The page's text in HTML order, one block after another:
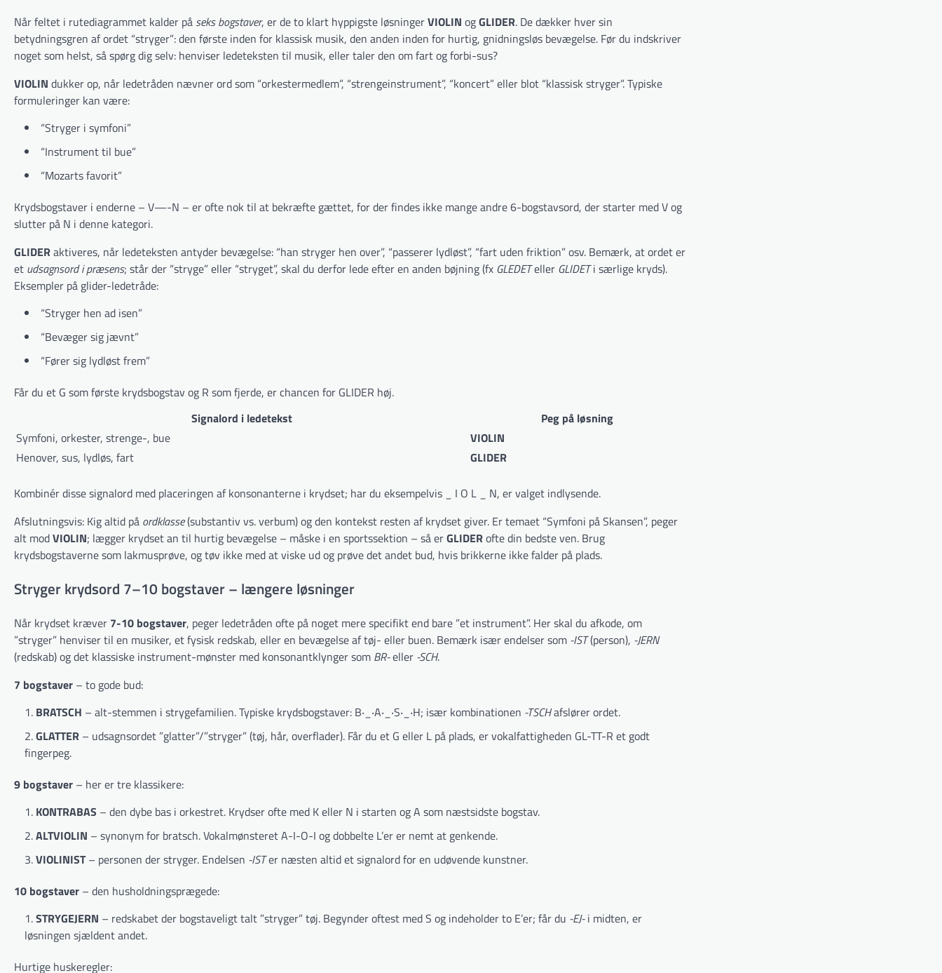
Når feltet i rutediagrammet kalder på seks bogstaver, er de to klart hyppigste løsningerVIOLIN ogGLIDER. De dækker hver sin
betydningsgren af ordet “stryger”: den første inden for klassisk musik, den anden inden for hurtig, gnidningsløs bevægelse. Før du indskriver
noget som helst, så spørg dig selv: henviser ledeteksten til musik, eller taler den om fart og forbi-sus?
VIOLIN dukker op, når ledetråden nævner ord som “orkestermedlem”, “strengeinstrument”, “koncert” eller blot “klassisk stryger”. Typiske
formuleringer kan være:
“Stryger i symfoni”
“Instrument til bue”
“Mozarts favorit”
Krydsbogstaver i enderne – V—-N – er ofte nok til at bekræfte gættet, for der findes ikke mange andre 6-bogstavs­ord, der starter med V og
slutter på N i denne kategori.
GLIDERaktiveres, når ledeteksten antyder bevægelse: “han stryger hen over”, “passerer lydløst”, “fart uden friktion” osv. Bemærk, at ordet er
et udsagnsord i præsens; står der “stryge” eller “stryget”, skal du derfor lede efter en anden bøjning (fx GLEDETeller GLIDETi særlige kryds).
Eksempler på glider-ledetråde:
“Stryger hen ad isen”
“Bevæger sig jævnt”
“Fører sig lydløst frem”
Får du et G som første krydsbogstav og R som fjerde, er chancen for GLIDER høj.
Signalord i ledetekst
Peg på løsning
Symfoni, orkester, strenge-, bue
VIOLIN
Henover, sus, lydløs, fart
GLIDER
Kombinér disse signalord med placeringen af konsonanterne i krydset; har du eksempelvis _ I O L _ N, er valget indlysende.
Afslutningsvis: Kig altid på ordklasse(substantiv vs. verbum) og den kontekst resten af krydset giver. Er temaet “Symfoni på Skansen”, peger
alt modVIOLIN; lægger krydset an til hurtig bevægelse – måske i en sportssektion – så erGLIDERofte din bedste ven. Brug
krydsbogstaverne som lakmusprøve, og tøv ikke med at viske ud og prøve det andet bud, hvis brikkerne ikke falder på plads.
Stryger krydsord 7–10 bogstaver – længere løsninger
Når krydset kræver 7-10 bogstaver, peger ledetråden ofte på noget mere specifikt end bare ”et instrument”. Her skal du afkode, om
”stryger” henviser til en musiker, et fysisk redskab, eller en bevægelse af tøj- eller buen. Bemærk især endelser som -IST(person), -JERN
(redskab) og det klassiske instrument-mønster med konsonantklynger som BR-eller -SCH.
7 bogstaver – to gode bud:
BRATSCH – alt-stemmen i strygefamilien. Typiske krydsbogstaver: B‧_‧A‧_‧S‧_‧H; især kombinationen -TSCHafslører ordet.
GLATTER – udsagnsordet ”glatter”/”stryger” (tøj, hår, overflader). Får du et G eller L på plads, er vokalfattigheden GL-TT-R et godt
fingerpeg.
9 bogstaver – her er tre klassikere:
KONTRABAS – den dybe bas i orkestret. Krydser ofte med K eller N i starten og A som næstsidste bogstav.
ALTVIOLIN – synonym for bratsch. Vokalmønsteret A-I-O-I og dobbelte L’er er nemt at genkende.
VIOLINIST– personen der stryger. Endelsen -ISTer næsten altid et signalord for en udøvende kunstner.
10 bogstaver – den husholdnings­prægede:
STRYGEJERN – redskabet der bogstaveligt talt ”stryger” tøj. Begynder oftest med S og indeholder to E’er; får du -EJ-i midten, er
løsningen sjældent andet.
Hurtige huskeregler: